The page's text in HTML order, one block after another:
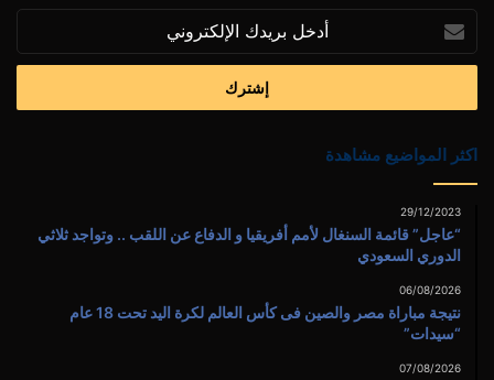
بريدك
الإلكتروني
اكثر المواضيع مشاهدة
29/12/2023
“عاجل” قائمة السنغال لأمم أفريقيا و الدفاع عن اللقب .. وتواجد ثلاثي
الدوري السعودي
06/08/2026
نتيجة مباراة مصر والصين فى كأس العالم لكرة اليد تحت 18 عام
“سيدات”
07/08/2026